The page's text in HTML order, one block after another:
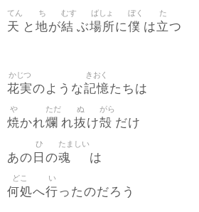
天
てん
と 地
ち
が結
むす
ぶ場所
ばしょ
に僕
ぼく
は立
た
つ
花実
かじつ
のような記憶
きおく
たちは
焼
や
かれ爛
ただ
れ抜
ぬ
け殻
がら
だけ
あの 日
ひ
の魂
たましい
は
何処
どこ
へ行
い
ったのだろう